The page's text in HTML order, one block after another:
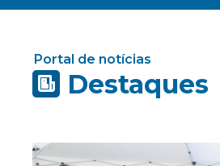
Portal de notícias
Destaques